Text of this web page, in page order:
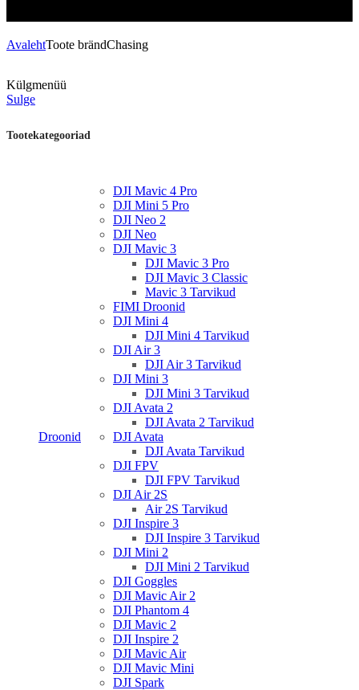
AvalehtToote brändChasing
Külgmenüü
Sulge
Tootekategooriad
Droonid
DJI Mavic 4 Pro
DJI Mini 5 Pro
DJI Neo 2
DJI Neo
DJI Mavic 3
DJI Mavic 3 Pro
DJI Mavic 3 Classic
Mavic 3 Tarvikud
FIMI Droonid
DJI Mini 4
DJI Mini 4 Tarvikud
DJI Air 3
DJI Air 3 Tarvikud
DJI Mini 3
DJI Mini 3 Tarvikud
DJI Avata 2
DJI Avata 2 Tarvikud
DJI Avata
DJI Avata Tarvikud
DJI FPV
DJI FPV Tarvikud
DJI Air 2S
Air 2S Tarvikud
DJI Inspire 3
DJI Inspire 3 Tarvikud
DJI Mini 2
DJI Mini 2 Tarvikud
DJI Goggles
DJI Mavic Air 2
DJI Phantom 4
DJI Mavic 2
DJI Inspire 2
DJI Mavic Air
DJI Mavic Mini
DJI Spark